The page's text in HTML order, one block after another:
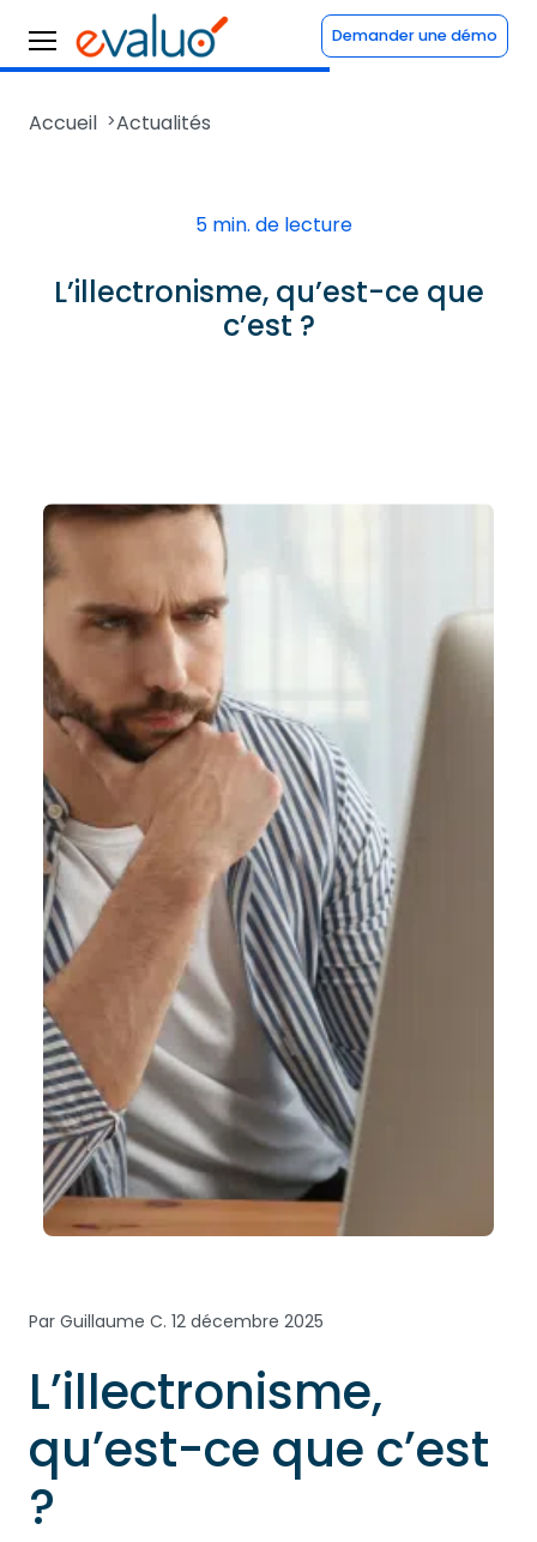
Demander une démo
Accueil >Actualités
5 min. de lecture
L’illectronisme, qu’est-ce que
c’est ?
Par Guillaume C. 12 décembre 2025
L’illectronisme,
qu’est-ce que c’est
?